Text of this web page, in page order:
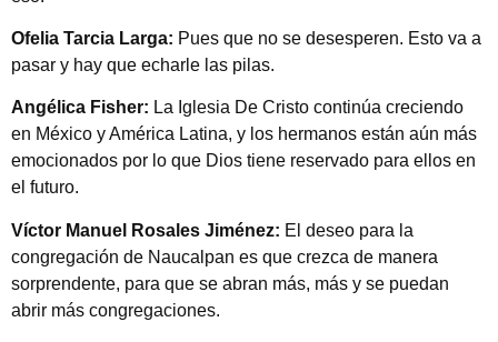
Ofelia Tarcia Larga: Pues que no se desesperen. Esto va a
pasar y hay que echarle las pilas.
Angélica Fisher: La Iglesia De Cristo continúa creciendo
en México y América Latina, y los hermanos están aún más
emocionados por lo que Dios tiene reservado para ellos en
el futuro.
Víctor Manuel Rosales Jiménez: El deseo para la
congregación de Naucalpan es que crezca de manera
sorprendente, para que se abran más, más y se puedan
abrir más congregaciones.